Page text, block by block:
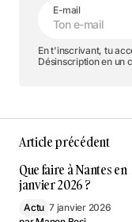
E-mail
En t'inscrivant, tu
Désinscription en un
Article précédent
Que faire à Nantes en
janvier 2026 ?
Actu 7 janvier 2026